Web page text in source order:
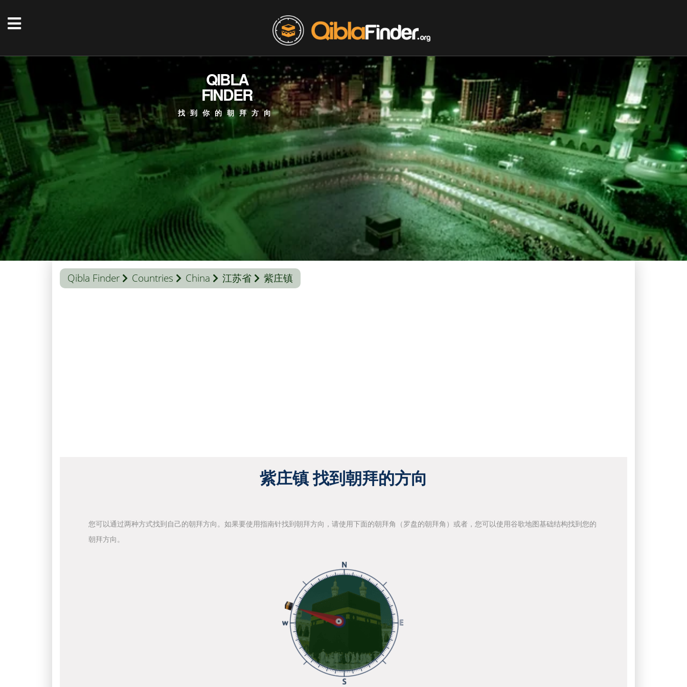
QIBLA
FINDER
找到你的朝拜方向
Qibla Finder Countries China 江苏省 紫庄镇
紫庄镇 找到朝拜的方向
您可以通过两种方式找到自己的朝拜方向。如果要使用指南针找到朝拜方向，请使用下面的朝拜角（罗盘的朝拜角）或者，您可以使用谷歌地图基础结构找到您的
朝拜方向。